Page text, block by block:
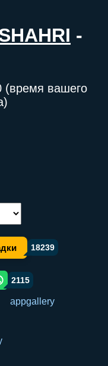
-
(время вашего
18239
orqali ulashishorqali ulashish
2115